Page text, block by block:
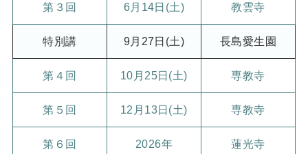
第３回 6月14日(土) 教雲寺
特別講 9月27日(土) 長島愛生園
第４回 10月25日(土) 専教寺
第５回 12月13日(土) 専教寺
第６回
2026年
蓮光寺